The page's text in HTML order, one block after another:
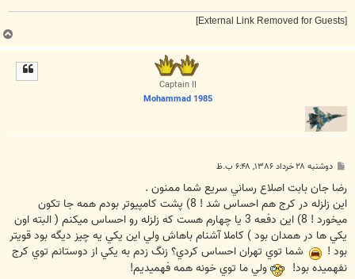
[External Link Removed for Guests]
Captain II
Mohammad 1985
ت
دوشنبه ۲۸ خرداد ۱۳۸۶, ۶:۴۸ ب.ظ
رضا جان بابت اصلاع رساني سريع شما ممنون .
اين زلزله در کرج هم احساس شد ! 8) پشت کامپيوتر بودم همه جا تکون
ميخورد ! 8) اين دفعه 3 يا چهارم هست که زلزله رو احساس ميکنم ( البته اون
يکي ها در همدان بود ) کاملا آشنام باهاش ولي اين يکي يه چيز ديگه بود قويتر
بود !
شما توي تهران احساس کردي؟ زنگ زدم به يکي از دوستانم توي کرج
نفهميده بود!
ولي ما توي خونه همه فهميديم!